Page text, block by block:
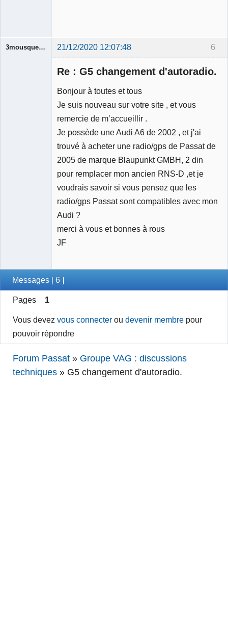
6
3mousquetons 21/12/2020 12:07:48
Re : G5 changement d'autoradio.
Bonjour à toutes et tous
Je suis nouveau sur votre site , et vous
remercie de m’accueillir .
Je possède une Audi A6 de 2002 , et j'ai
trouvé à acheter une radio/gps de Passat de
2005 de marque Blaupunkt GMBH, 2 din
pour remplacer mon ancien RNS-D ,et je
voudrais savoir si vous pensez que les
radio/gps Passat sont compatibles avec mon
Audi ?
merci à vous et bonnes à rous
JF
Messages [ 6 ]
Pages 1
Vous devezvous connecter oudevenir membre pour
pouvoir répondre
Forum Passat » Groupe VAG : discussions
techniques » G5 changement d'autoradio.